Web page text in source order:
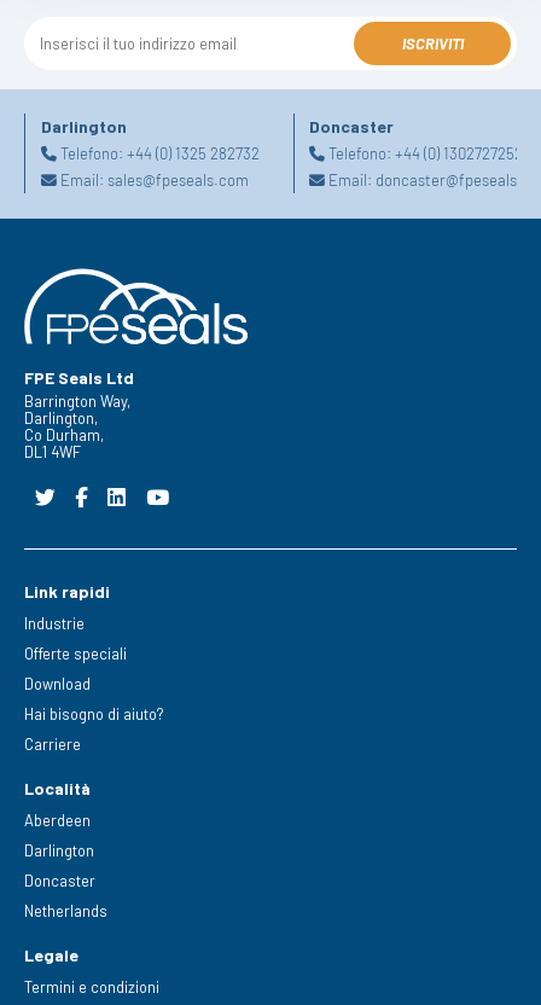
ISCRIVITI
Darlington
Telefono: +44 (0) 1325 282732
Email: sales@fpeseals.com
Doncaster
Telefono:+44 (0) 1302727252
Email:
FPE Seals Ltd
Barrington Way,
Darlington,
Co Durham,
DL1 4WF
Link rapidi
Industrie
Offerte speciali
Download
Hai bisogno di aiuto?
Carriere
Località
Aberdeen
Darlington
Doncaster
Netherlands
Legale
Termini e condizioni